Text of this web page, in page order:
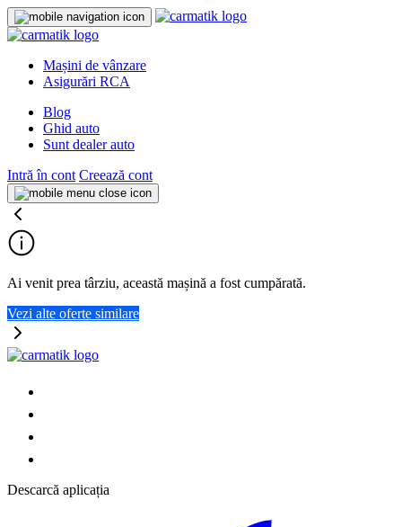
Mașini de vânzare
Asigurări RCA
Blog
Ghid auto
Sunt dealer auto
Intră în cont Creează cont
Ai venit prea târziu, această mașină a fost cumpărată.
Vezi alte oferte similare
Descarcă aplicația